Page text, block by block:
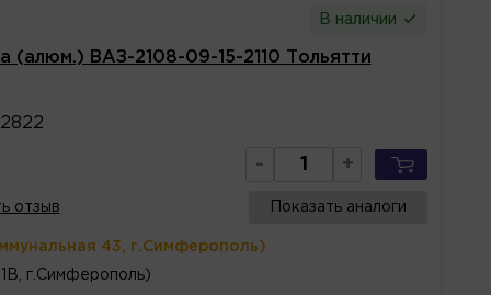
В наличии
(алюм.) ВАЗ-2108-09-15-2110 Тольятти
- +
отзыв Показать аналоги
43, г.Симферополь)
г.Симферополь)